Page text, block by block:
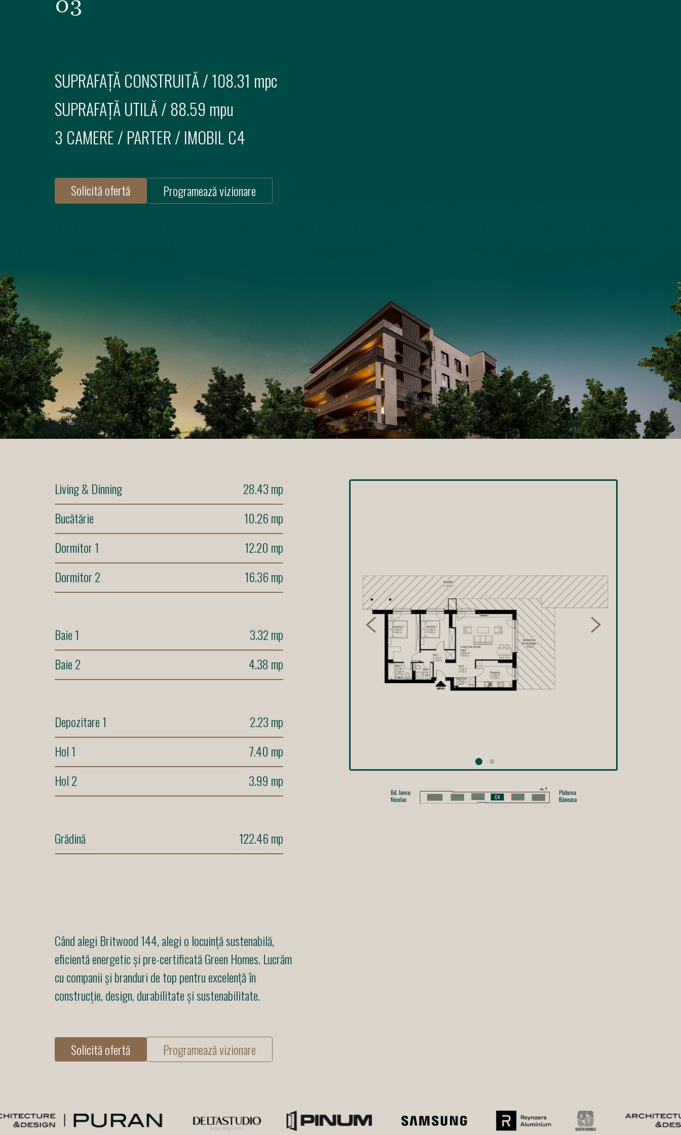
SUPRAFAȚĂ CONSTRUITĂ /108.31 mpc
SUPRAFAȚĂ UTILĂ / 88.59 mpu
3 CAMERE/ PARTER/ IMOBIL C4
Solicită ofertă Programează vizionare
Living & Dinning
28.43 mp
Bucătărie
10.26 mp
Dormitor 1
12.20 mp
Dormitor 2
16.36 mp
Baie 1
3.32 mp
Baie 2
4.38 mp
Depozitare 1
2.23 mp
Hol 1
7.40 mp
Hol 2
3.99 mp
Grădină 122.46 mp
Când alegi Britwood 144, alegi o locuință sustenabilă,
eficientă energetic și pre-certificată Green Homes. Lucrăm
cu companii și branduri de top pentru excelență în
construcție, design, durabilitate și sustenabilitate.
Solicită ofertă Programează vizionare